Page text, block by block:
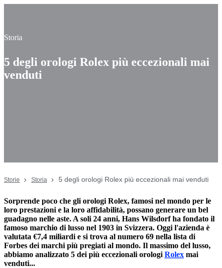
Storia
5 degli orologi Rolex più eccezionali mai
venduti
Storie Storia 5 degli orologi Rolex più eccezionali mai venduti
Sorprende poco che gli orologi Rolex, famosi nel mondo per le
loro prestazioni e la loro affidabilità, possano generare un bel
guadagno nelle aste. A soli 24 anni, Hans Wilsdorf ha fondato il
famoso marchio di lusso nel 1903 in Svizzera. Oggi l'azienda è
valutata €7,4 miliardi e si trova al numero 69 nella lista di
Forbes dei marchi più pregiati al mondo. Il massimo del lusso,
abbiamo analizzato 5 dei più eccezionali orologi Rolex mai
venduti...